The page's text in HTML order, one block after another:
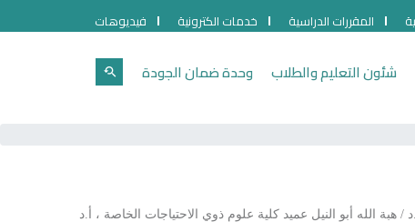
المقررات الدراسية خدمات الكترونية فيديوهات
شئون التعليم والطلاب وحدة ضمان الجودة
الله أبو النيل عميد كلية علوم ذوي الاحتياجات الخاصة ، أ.د